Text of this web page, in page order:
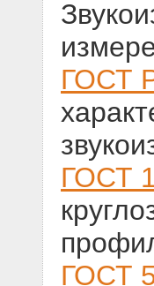
ГОСТ
ГОСТ
ГОСТ